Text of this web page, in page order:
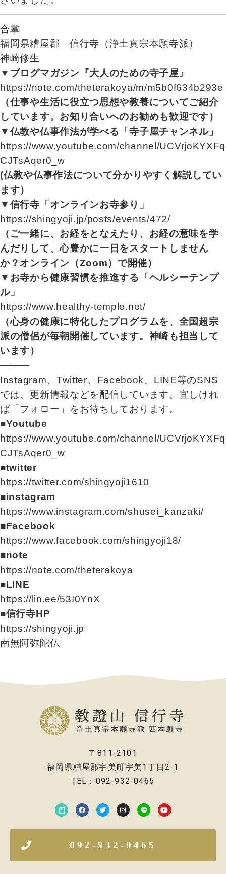
合掌
福岡県糟屋郡 信行寺（浄土真宗本願寺派）
神崎修生
▼ブログマガジン『大人のための寺子屋』
https://note.com/theterakoya/m/m5b0f634b293e
（仕事や生活に役立つ思想や教養についてご紹介
しています。お知り合いへのお勧めも歓迎です）
▼仏教や仏事作法が学べる「寺子屋チャンネル」
https://www.youtube.com/channel/
CJTsAqer0_w
(仏教や仏事作法について分かりやすく解説してい
ます）
▼信行寺「オンラインお寺参り」
https://shingyoji.jp/posts/events/472/
（ご一緒に、お経をとなえたり、お経の意味を学
んだりして、心豊かに一日をスタートしません
か？オンライン（Zoom）で開催）
▼お寺から健康習慣を推進する「ヘルシーテンプ
ル」
https://www.healthy-temple.net/
（心身の健康に特化したプログラムを、全国超宗
派の僧侶が毎朝開催しています。神崎も担当して
います）
―――
Instagram、Twitter、Facebook、LINE等のSNS
では、更新情報などを配信しています。宜しけれ
ば「フォロー」をお待ちしております。
■Youtube
https://www.youtube.com/channel/
CJTsAqer0_w
■twitter
https://twitter.com/shingyoji1610
■instagram
https://www.instagram.com/shusei_kanzaki/
■Facebook
https://www.facebook.com/shingyoji18/
■note
https://note.com/theterakoya
■LINE
https://lin.ee/53I0YnX
■信行寺HP
https://shingyoji.jp
南無阿弥陀仏
〒811-2101
福岡県糟屋郡宇美町宇美1丁目2-1
TEL：092-932-0465
092-932-0465